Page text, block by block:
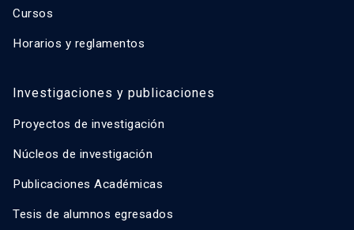
Cursos
Horarios y reglamentos
Investigaciones y publicaciones
Proyectos de investigación
Núcleos de investigación
Publicaciones Académicas
Tesis de alumnos egresados